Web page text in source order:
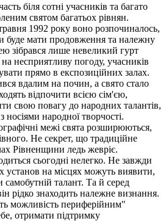
біля сотні учасників та багато
святом багатьох рівнян.
1992 року воно розпочиналось,
буде мати продовження та належну
зібрався лише невеликий гурт
несприятливу погоду, учасників
прямо в експозиційних залах.
вдалим на почин, а свято стало
відпочити всією сім'єю,
свою повагу до народних талантів,
носіями народної творчості.
межі свята розширюються,
Не секрет, що традиційне
Рівненщини ледь жевріє.
сьогодні нелегко. Не завжди
установ на місцях можуть виявити,
самобутній талант. Та й серед
рідко знаходить належне визнання.
можливість периферійним"
отримати підтримку